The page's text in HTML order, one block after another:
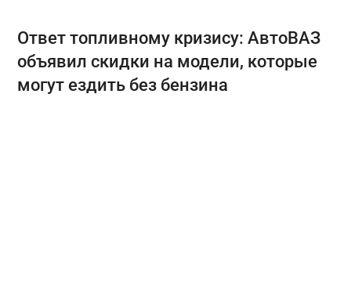
Ответ топливному кризису: АвтоВАЗ
объявил скидки на модели, которые
могут ездить без бензина